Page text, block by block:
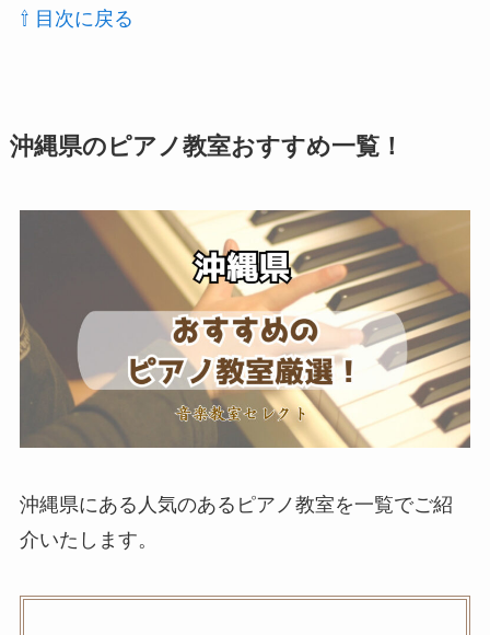
⇧ 目次に戻る
沖縄県のピアノ教室おすすめ一覧！
沖縄県にある人気のあるピアノ教室を一覧でご紹
介いたします。